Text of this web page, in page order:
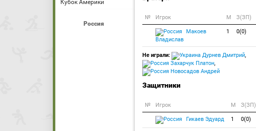
Кубок Америки
Россия
№ Игрок M З(ЗП)
Макоев
Владислав
1 0(0)
Не играли: Дурнев Дмитрий,
Захарчук Платон,
Новосадов Андрей
Защитники
№ Игрок M З(ЗП)
Гикаев Эдуард 1 0(0)